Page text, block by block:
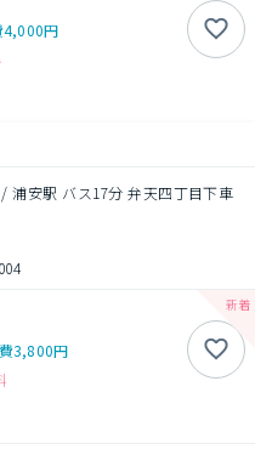
4,000円
浦安駅 バス17分 弁天四丁目下車
3,800円